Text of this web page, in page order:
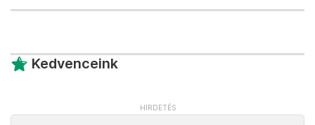
Kedvenceink